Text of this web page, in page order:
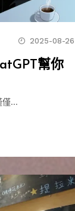
2025-08-26
幫你
僅…